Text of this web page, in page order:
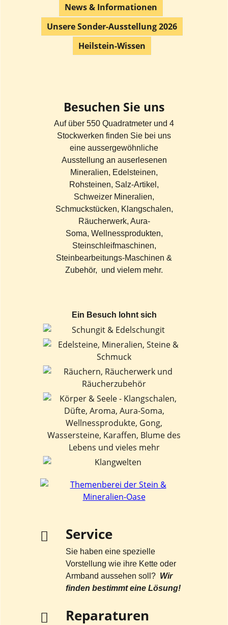
News & Informationen
Unsere Sonder-Ausstellung 2026
Heilstein-Wissen
Besuchen Sie uns
Auf über 550 Quadratmeter und 4
Stockwerken finden Sie bei uns
eine aussergewöhnliche
Ausstellung an auserlesenen
Mineralien, Edelsteinen,
Rohsteinen, Salz-Artikel,
Schweizer Mineralien,
Schmuckstücken, Klangschalen,
Räucherwerk, Aura-
Soma, Wellnessprodukten,
Steinschleifmaschinen,
Steinbearbeitungs-Maschinen &
Zubehör, und vielem mehr.
Ein Besuch lohnt sich
Service
Sie haben eine spezielle
Vorstellung wie ihre Kette oder
Armband aussehen soll? Wir
finden bestimmt eine Lösung!
Reparaturen